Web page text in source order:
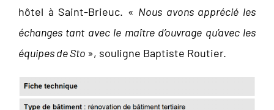
hôtel à Saint-Brieuc. « Nous avons apprécié les
échanges tant avec le maître d’ouvrage qu’avec les
équipes de Sto », souligne Baptiste Routier.